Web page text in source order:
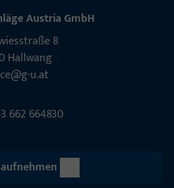
Aus­tria GmbH
8
Hall­wang
u.at
662 664830